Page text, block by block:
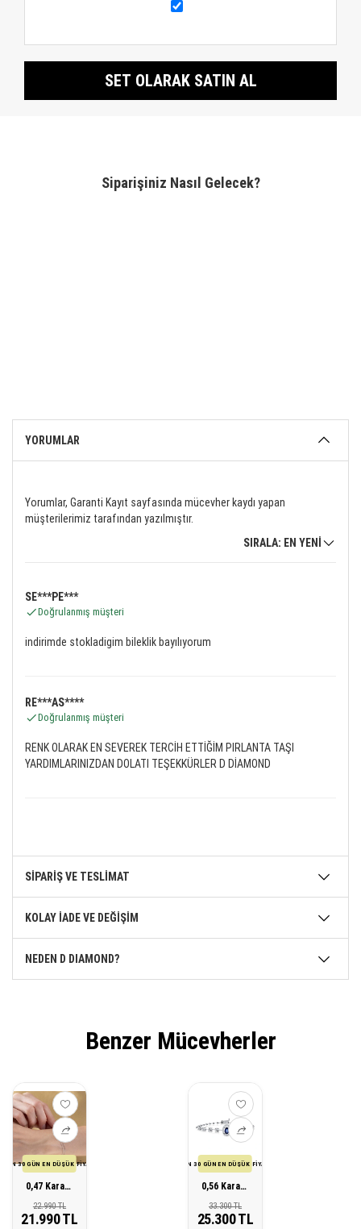
SET OLARAK SATIN AL
Siparişiniz Nasıl Gelecek?
YORUMLAR
Yorumlar, Garanti Kayıt sayfasında mücevher kaydı yapan
müşterilerimiz tarafından yazılmıştır.
SIRALA: EN YENİ
SE***PE***
Doğrulanmış müşteri
indirimde stokladigim bileklik bayılıyorum
RE***AS****
Doğrulanmış müşteri
RENK OLARAK EN SEVEREK TERCİH ETTİĞİM PIRLANTA TAŞI
YARDIMLARINIZDAN DOLATI TEŞEKKÜRLER D DİAMOND
SİPARİŞ VE TESLİMAT
KOLAY İADE VE DEĞİŞİM
NEDEN D DIAMOND?
Benzer Mücevherler
SON 30 GÜN EN DÜŞÜK FİYATI
0,47 Karat Pırlanta Topaz Bileklik
22.990 TL
21.990 TL
SON 30 GÜN EN DÜŞÜK FİYATI
0,56 Karat Pırlanta Safir Bileklik
33.300 TL
25.300 TL